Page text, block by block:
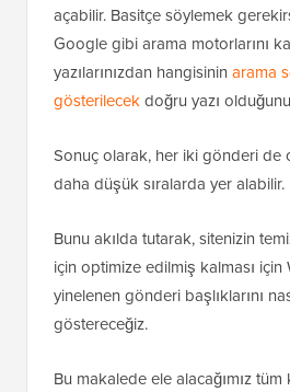
açabilir. Basitçe söylemek
Google gibi arama motorlarını
yazılarınızdan hangisinin arama
gösterilecekdoğru yazı
Sonuç olarak, her iki gönderi de
daha düşük sıralarda yer alabilir.
Bunu akılda tutarak, sitenizin
için optimize edilmiş kalması için
yinelenen gönderi başlıklarını
göstereceğiz.
Bu makalede ele alacağımız tüm